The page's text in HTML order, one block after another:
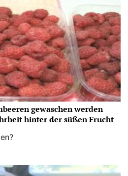
gewaschen werden
hinter der süßen Frucht